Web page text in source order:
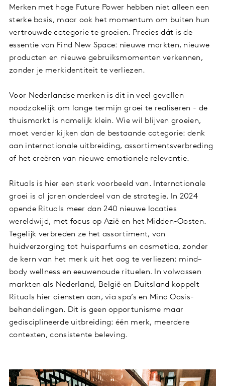
Merken met hoge Future Power hebben niet alleen een
sterke basis, maar ook het momentum om buiten hun
vertrouwde categorie te groeien. Precies dát is de
essentie van Find New Space: nieuwe markten, nieuwe
producten en nieuwe gebruiksmomenten verkennen,
zonder je merkidentiteit te verliezen.
Voor Nederlandse merken is dit in veel gevallen
noodzakelijk om lange termijn groei te realiseren - de
thuismarkt is namelijk klein. Wie wil blijven groeien,
moet verder kijken dan de bestaande categorie: denk
aan internationale uitbreiding, assortimentsverbreding
of het creëren van nieuwe emotionele relevantie.
Rituals is hier een sterk voorbeeld van. Internationale
groei is al jaren onderdeel van de strategie. In 2024
opende Rituals meer dan 240 nieuwe locaties
wereldwijd, met focus op Azië en het Midden-Oosten.
Tegelijk verbreden ze het assortiment, van
huidverzorging tot huisparfums en cosmetica, zonder
de kern van het merk uit het oog te verliezen: mind–
body wellness en eeuwenoude rituelen. In volwassen
markten als Nederland, België en Duitsland koppelt
Rituals hier diensten aan, via spa’s en Mind Oasis-
behandelingen. Dit is geen opportunisme maar
gedisciplineerde uitbreiding: één merk, meerdere
contexten, consistente beleving.